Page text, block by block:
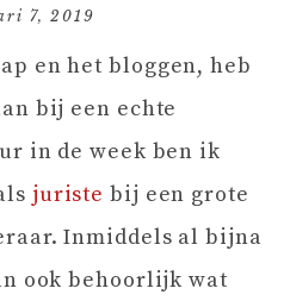
7, 2019
en het bloggen, heb
bij een echte
in de week ben ik
juristebij een grote
Inmiddels al bijna
ook behoorlijk wat